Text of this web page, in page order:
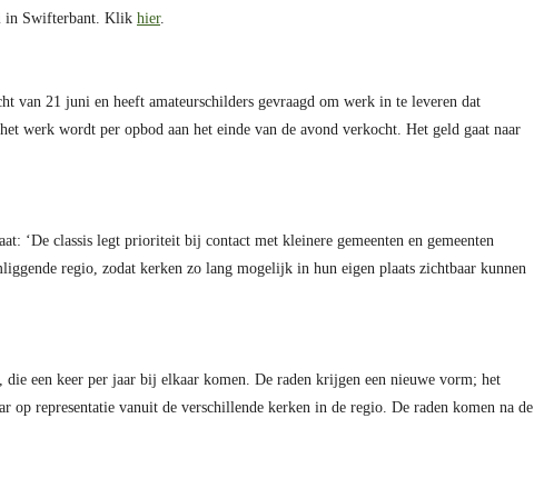
in Swifterbant. Klik hier.
van 21 juni en heeft amateurschilders gevraagd om werk in te leveren dat
werk wordt per opbod aan het einde van de avond verkocht. Het geld gaat naar
‘De classis legt prioriteit bij contact met kleinere gemeenten en gemeenten
regio, zodat kerken zo lang mogelijk in hun eigen plaats zichtbaar kunnen
een keer per jaar bij elkaar komen. De raden krijgen een nieuwe vorm; het
representatie vanuit de verschillende kerken in de regio. De raden komen na de